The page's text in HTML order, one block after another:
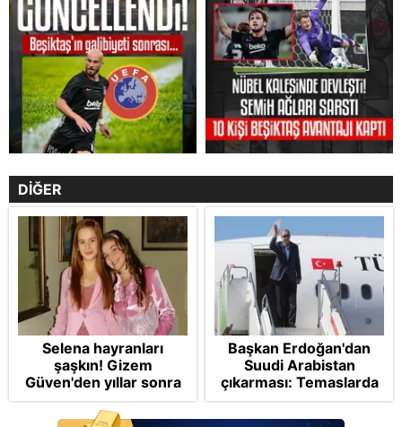
DİĞER
Selena hayranları
şaşkın! Gizem
Güven'den yıllar sonra
gelen Cansu Demirci
itirafı! "Konuşmuyoruz"
Başkan Erdoğan'dan
Suudi Arabistan
çıkarması: Temaslarda
bulunacak